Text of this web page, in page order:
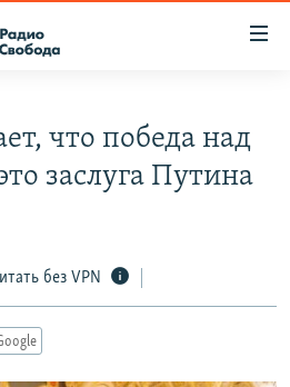
что победа над
заслуга Путина
без VPN